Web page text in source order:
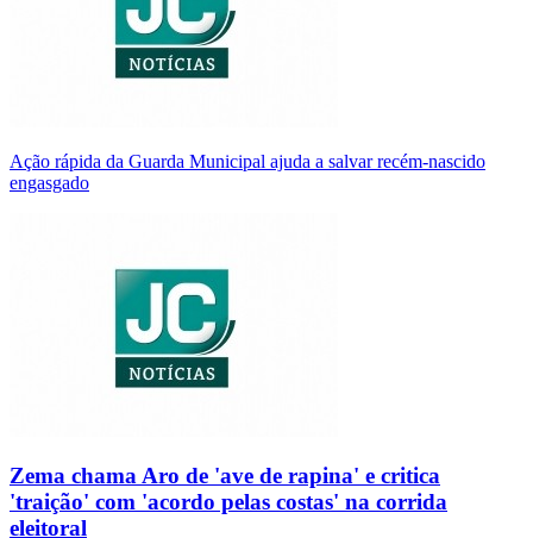
Ação rápida da Guarda Municipal ajuda a salvar recém-nascido
engasgado
Zema chama Aro de 'ave de rapina' e critica
'traição' com 'acordo pelas costas' na corrida
eleitoral